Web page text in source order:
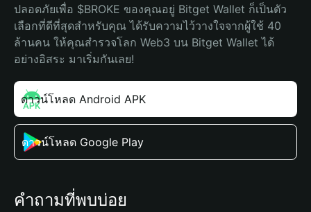
ปลอดภัยเพื่อ $BROKE ของคุณอยู่ Bitget Wallet ก็เป็นตัว
เลือกที่ดีที่สุดสำหรับคุณ ได้รับความไว้วางใจจากผู้ใช้ 40
ล้านคน ให้คุณสำรวจโลก Web3 บน Bitget Wallet ได้
อย่างอิสระ มาเริ่มกันเลย!
ดาวน์โหลด Android APK
ดาวน์โหลด Google Play
คำถามที่พบบ่อย